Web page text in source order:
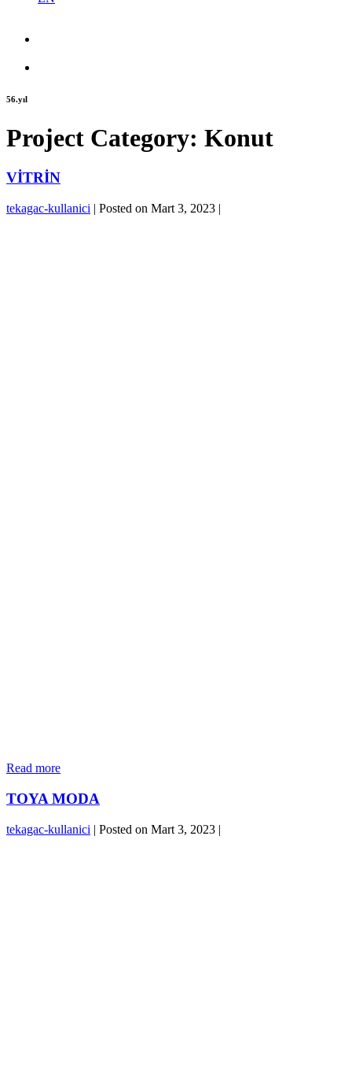
56.yıl
Project Category: Konut
VİTRİN
tekagac-kullanici | Posted on Mart 3, 2023 |
Read moreVİTRİN
TOYA MODA
tekagac-kullanici | Posted on Mart 3, 2023 |